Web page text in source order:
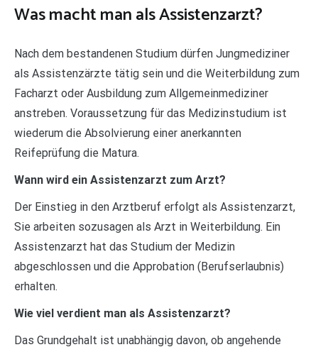
Was macht man als Assistenzarzt?
Nach dem bestandenen Studium dürfen Jungmediziner
als Assistenzärzte tätig sein und die Weiterbildung zum
Facharzt oder Ausbildung zum Allgemeinmediziner
anstreben. Voraussetzung für das Medizinstudium ist
wiederum die Absolvierung einer anerkannten
Reifeprüfung die Matura.
Wann wird ein Assistenzarzt zum Arzt?
Der Einstieg in den Arztberuf erfolgt als Assistenzarzt,
Sie arbeiten sozusagen als Arzt in Weiterbildung. Ein
Assistenzarzt hat das Studium der Medizin
abgeschlossen und die Approbation (Berufserlaubnis)
erhalten.
Wie viel verdient man als Assistenzarzt?
Das Grundgehalt ist unabhängig davon, ob angehende